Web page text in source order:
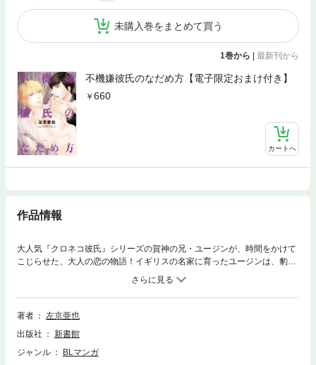
未購入巻をまとめて買う
1巻から 最新刊から
不機嫌彼氏のなだめ方【電子限定おまけ付き】
660
カートへ
作品情報
大人気『クロネコ彼氏』シリーズの賀神の兄・ユージンが、時間をかけて
こじらせた、大人の恋の物語！イギリスの名家に育ったユージンは、豹に
なる猫科の血を引いている。ユージンは一度だけ、幼なじみの高見沢とセ
ックスしたことがあるが、その後何も無かったかのように結婚し、一人息
子のリオを授かった。後に妻とは離婚し、表向きは平穏な日々を過ごして
いたが、ある日、高見沢が見合いすると言い出し……。たっぷり32ページ
ルカラーのまま収録した完全版です！！【電子版限定おまけ付き】電子版
描き下ろしコミックペーパー「不機嫌乳首のなおし方」（2P）を収録！！
著者
左京亜也
出版社
新書館
ジャンル
BLマンガ